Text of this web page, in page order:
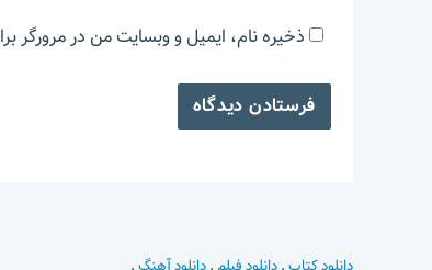
ذخیره نام، ایمیل و وبسایت من در مرورگر
دانلود کتاب.دانلود فیلم .دانلود آهنگ.